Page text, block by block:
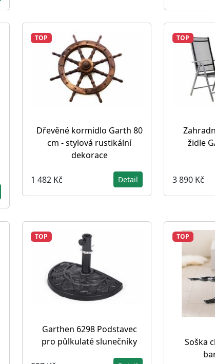
TOP
Dřevěné kormidlo Garth 80
cm - stylová rustikální
dekorace
1 482 Kč Detail
TOP
židle
3 890 Kč
TOP
Garthen 6298 Podstavec
pro půlkulaté slunečníky
TOP
Soška